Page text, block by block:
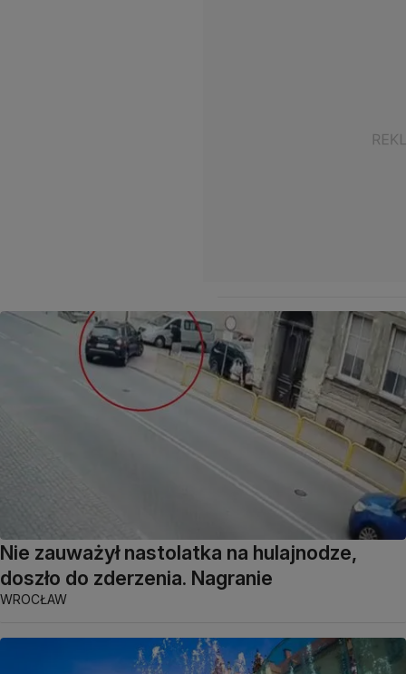
Nie zauważył nastolatka na hulajnodze,
doszło do zderzenia. Nagranie
WROCŁAW